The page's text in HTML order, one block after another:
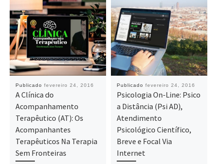
Publicado fevereiro 24, 2016
A Clínica do
Acompanhamento
Terapêutico (AT): Os
Acompanhantes
Terapêuticos Na Terapia
Sem Fronteiras
Publicado fevereiro 24, 2016
Psicologia On-Line: Psico
a Distância (Psi AD),
Atendimento
Psicológico Científico,
Breve e Focal Via
Internet